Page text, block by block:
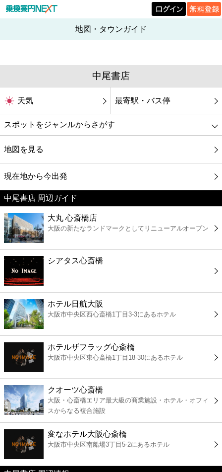
地図・タウンガイド
中尾書店
天気 最寄駅・バス停
スポットをジャンルからさがす
グルメ
映画
美容
コンビニ
薬局
スーパー
エンタメ
レジャー
書店
ファミレス
カフェ
地図を見る
現在地から今出発
中尾書店 周辺ガイド
大丸 心斎橋店
大阪の新たなランドマークとしてリニューアルオープン
シアタス心斎橋
ホテル日航大阪
大阪市中央区西心斎橋1丁目3-3にあるホテル
ホテルザフラッグ心斎橋
大阪市中央区東心斎橋1丁目18-30にあるホテル
クオーツ心斎橋
大阪・心斎橋エリア最大級の商業施設・ホテル・オフィ
スからなる複合施設
変なホテル大阪心斎橋
大阪市中央区南船場3丁目5-2にあるホテル